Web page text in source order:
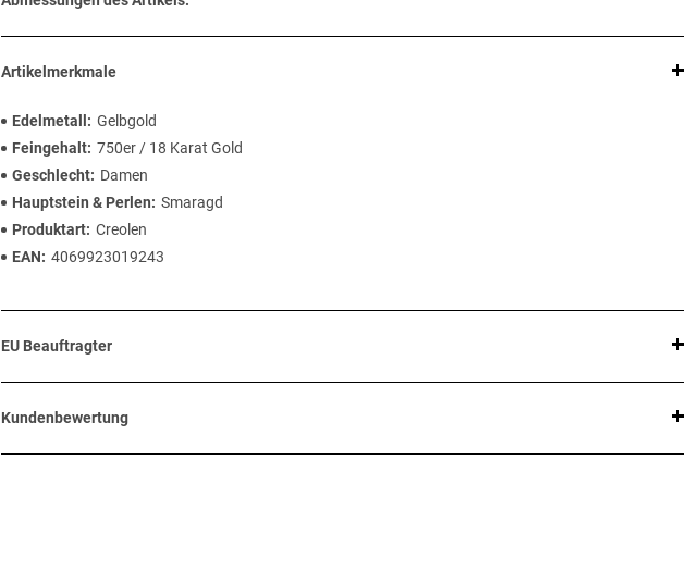
Artikelmerkmale
Edelmetall
Gelbgold
Feingehalt 750er / 18 Karat Gold
Geschlecht
Damen
Hauptstein & Perlen
Smaragd
Produktart Creolen
EAN
4069923019243
EU Beauftragter
Kundenbewertung